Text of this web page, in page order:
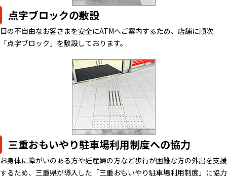
点字ブロックの敷設
目の不自由なお客さまを安全にATMへご案内するため、店舗に順次
「点字ブロック」を敷設しております。
三重おもいやり駐車場利用制度への協力
お身体に障がいのある方や妊産婦の方など歩行が困難な方の外出を支援
するため、三重県が導入した「三重おもいやり駐車場利用制度」に協力